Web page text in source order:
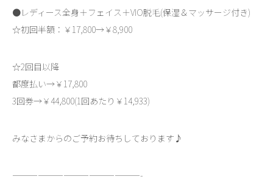
●レディース全身＋フェイス＋VIO脱毛(保湿＆マッサージ付き)
☆初回半額：￥17,800→￥8,900
☆2回目以降
都度払い→￥17,800
3回券→￥44,800(1回あたり￥14,933)
みなさまからのご予約お待ちしております♪
———————————————-